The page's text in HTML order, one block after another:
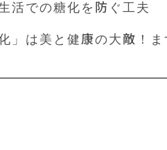
での糖化を防ぐ工夫
」は美と健康の大敵！